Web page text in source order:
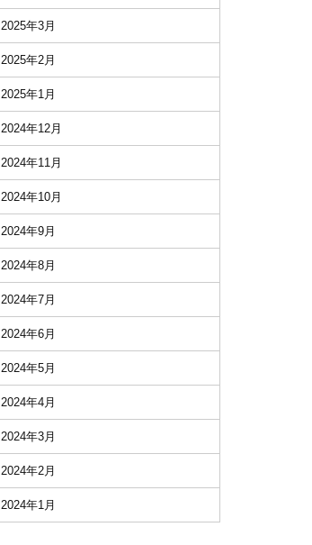
2025年3月
2025年2月
2025年1月
2024年12月
2024年11月
2024年10月
2024年9月
2024年8月
2024年7月
2024年6月
2024年5月
2024年4月
2024年3月
2024年2月
2024年1月